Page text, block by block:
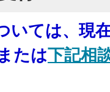
いては、現
たは下記相